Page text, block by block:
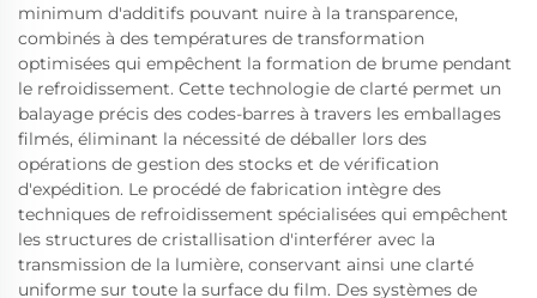
minimum d'additifs pouvant nuire à la transparence,
combinés à des températures de transformation
optimisées qui empêchent la formation de brume pendant
le refroidissement. Cette technologie de clarté permet un
balayage précis des codes-barres à travers les emballages
filmés, éliminant la nécessité de déballer lors des
opérations de gestion des stocks et de vérification
d'expédition. Le procédé de fabrication intègre des
techniques de refroidissement spécialisées qui empêchent
les structures de cristallisation d'interférer avec la
transmission de la lumière, conservant ainsi une clarté
uniforme sur toute la surface du film. Des systèmes de